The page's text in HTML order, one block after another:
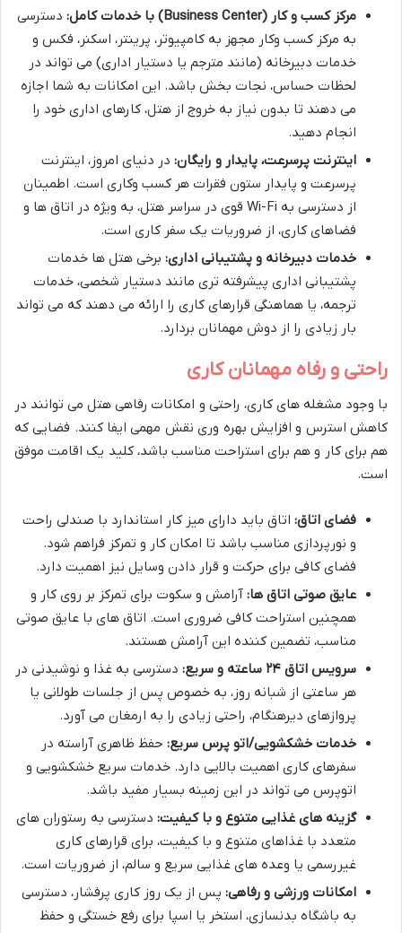
مرکز کسب و کار (Business Center) با خدمات کامل:
دسترسی
به مرکز کسب وکار مجهز به کامپیوتر، پرینتر، اسکنر، فکس و
خدمات دبیرخانه (مانند مترجم یا دستیار اداری) می تواند در
لحظات حساس، نجات بخش باشد. این امکانات به شما اجازه
می دهند تا بدون نیاز به خروج از هتل، کارهای اداری خود را
انجام دهید.
اینترنت پرسرعت، پایدار و رایگان: در دنیای امروز، اینترنت
پرسرعت و پایدار ستون فقرات هر کسب وکاری است. اطمینان
از دسترسی به Wi-Fi قوی در سراسر هتل، به ویژه در اتاق ها و
فضاهای کاری، از ضروریات یک سفر کاری است.
خدمات دبیرخانه و پشتیبانی اداری: برخی هتل ها خدمات
پشتیبانی اداری پیشرفته تری مانند دستیار شخصی، خدمات
ترجمه، یا هماهنگی قرارهای کاری را ارائه می دهند که می تواند
بار زیادی را از دوش مهمانان بردارد.
راحتی و رفاه مهمانان کاری
با وجود مشغله های کاری، راحتی و امکانات رفاهی هتل می توانند در
کاهش استرس و افزایش بهره وری نقش مهمی ایفا کنند. فضایی که
هم برای کار و هم برای استراحت مناسب باشد، کلید یک اقامت موفق
است.
فضای اتاق: اتاق باید دارای میز کار استاندارد با صندلی راحت
و نورپردازی مناسب باشد تا امکان کار و تمرکز فراهم شود.
فضای کافی برای حرکت و قرار دادن وسایل نیز اهمیت دارد.
عایق صوتی اتاق ها: آرامش و سکوت برای تمرکز بر روی کار و
همچنین استراحت کافی ضروری است. اتاق های با عایق صوتی
مناسب، تضمین کننده این آرامش هستند.
سرویس اتاق ۲۴ ساعته و سریع:
دسترسی به غذا و نوشیدنی در
هر ساعتی از شبانه روز، به خصوص پس از جلسات طولانی یا
پروازهای دیرهنگام، راحتی زیادی را به ارمغان می آورد.
خدمات خشکشویی/اتو پرس سریع: حفظ ظاهری آراسته در
سفرهای کاری اهمیت بالایی دارد. خدمات سریع خشکشویی و
اتوپرس می تواند در این زمینه بسیار مفید باشد.
گزینه های غذایی متنوع و با کیفیت: دسترسی به رستوران های
متعدد با غذاهای متنوع و با کیفیت، برای قرارهای کاری
غیررسمی یا وعده های غذایی سریع و سالم، از ضروریات است.
امکانات ورزشی و رفاهی: پس از یک روز کاری پرفشار، دسترسی
به باشگاه بدنسازی، استخر یا اسپا برای رفع خستگی و حفظ